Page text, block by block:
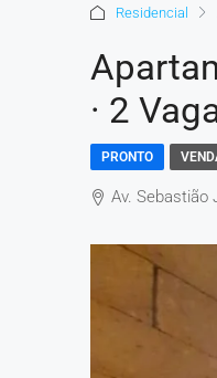
Residencial
· 2
PRONTO
Av. Sebastião